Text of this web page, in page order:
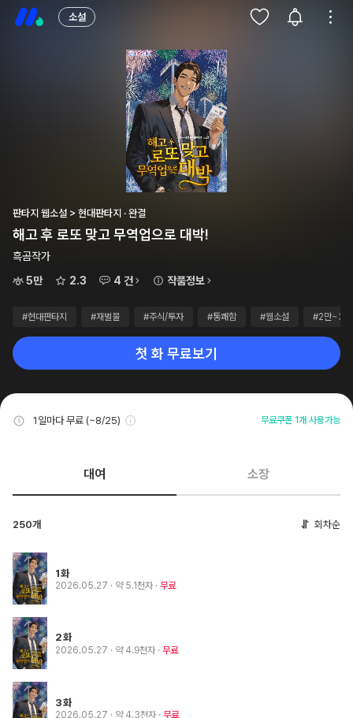
소설
판타지 웹소설 > 현대판타지 · 완결
해고 후 로또 맞고 무역업으로 대박!
흑곰작가
5만
2.3 4 건 작품정보
#현대판타지 #재벌물 #주식/투자 #통쾌함 #웹소설 #2만~3만
첫 화 무료보기
1일마다 무료 (~8/25) 무료쿠폰 1개 사용가능
대여 소장
250개 회차순
1화
2026.05.27 · 약 5.1천자 무료
2화
2026.05.27 · 약 4.9천자 무료
3화
2026.05.27 · 약 4.3천자 무료